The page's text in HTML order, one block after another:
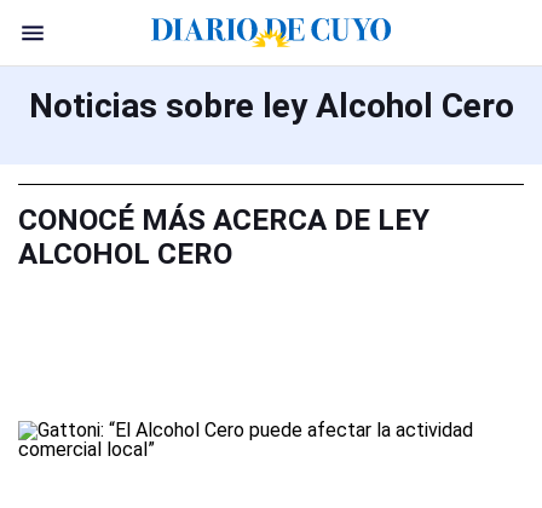
Noticias sobre ley Alcohol Cero
CONOCÉ MÁS ACERCA DE LEY
ALCOHOL CERO